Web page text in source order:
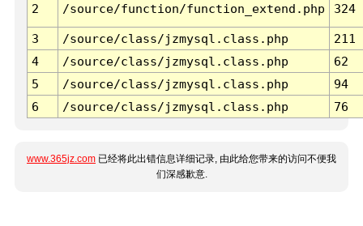
2 /source/function/function_extend.php 324
3 /source/class/jzmysql.class.php
211
4
/source/class/jzmysql.class.php
62
5
/source/class/jzmysql.class.php
94
6
/source/class/jzmysql.class.php 76
www.365jz.com 已经将此出错信息详细记录, 由此给您带来的访问不便我
们深感歉意.